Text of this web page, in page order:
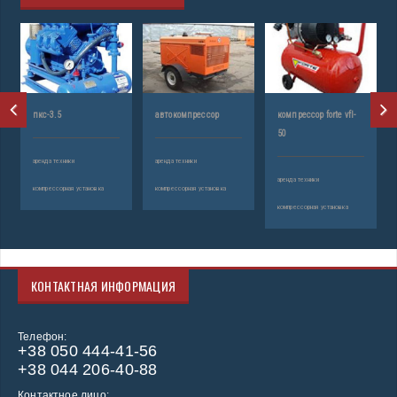
пкс-3.5
аренда техники
компрессорная установка
автокомпрессор
аренда техники
компрессорная установка
компрессор forte vfl-
50
аренда техники
компрессорная установка
КОНТАКТНАЯ ИНФОРМАЦИЯ
Телефон:
+38 050 444-41-56
+38 044 206-40-88